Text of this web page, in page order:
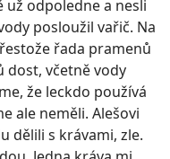
už odpoledne a nesli
posloužil vařič. Na
řada pramenů
dost, včetně vody
že leckdo používá
ale neměli. Alešovi
dělili s krávami, zle.